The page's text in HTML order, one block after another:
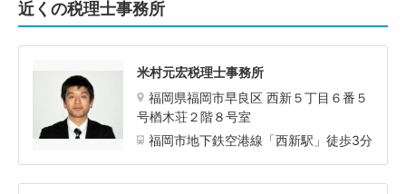
近くの税理士事務所
米村元宏税理士事務所
福岡県福岡市早良区 西新５丁目６番５
号楢木荘２階８号室
福岡市地下鉄空港線「西新駅」徒歩3分